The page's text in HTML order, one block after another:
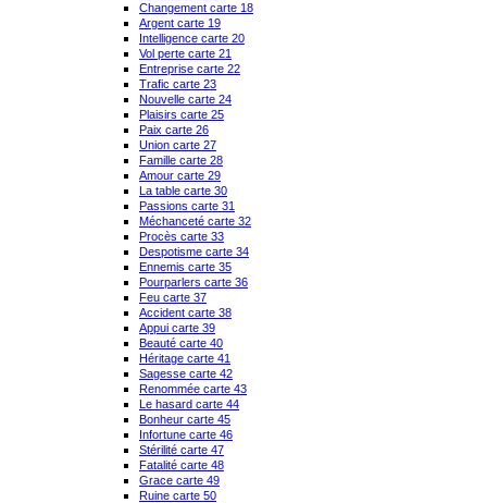
Changement carte 18
Argent carte 19
Intelligence carte 20
Vol perte carte 21
Entreprise carte 22
Trafic carte 23
Nouvelle carte 24
Plaisirs carte 25
Paix carte 26
Union carte 27
Famille carte 28
Amour carte 29
La table carte 30
Passions carte 31
Méchanceté carte 32
Procès carte 33
Despotisme carte 34
Ennemis carte 35
Pourparlers carte 36
Feu carte 37
Accident carte 38
Appui carte 39
Beauté carte 40
Héritage carte 41
Sagesse carte 42
Renommée carte 43
Le hasard carte 44
Bonheur carte 45
Infortune carte 46
Stérilité carte 47
Fatalité carte 48
Grace carte 49
Ruine carte 50